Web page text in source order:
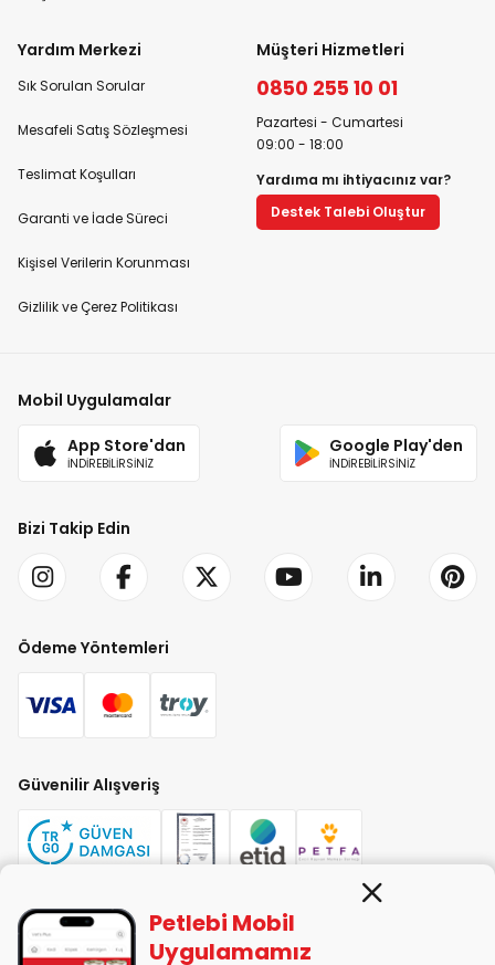
Yardım Merkezi
Sık Sorulan Sorular
Mesafeli Satış Sözleşmesi
Teslimat Koşulları
Garanti ve İade Süreci
Kişisel Verilerin Korunması
Gizlilik ve Çerez Politikası
Müşteri Hizmetleri
0850 255 10 01
Pazartesi - Cumartesi
09:00 - 18:00
Yardıma mı ihtiyacınız var?
Destek Talebi Oluştur
Mobil Uygulamalar
App Store'dan
İNDİREBİLİRSİNİZ
Google Play'den
İNDİREBİLİRSİNİZ
Bizi Takip Edin
Ödeme Yöntemleri
Güvenilir Alışveriş
PETLEBİ EVCİL HAYVAN ÜRÜNLERİ PAZ. SAN. TİC. LTD. ŞTİ. Alaşarköy Mah.
Petlebi Mobil
Uygulamamız